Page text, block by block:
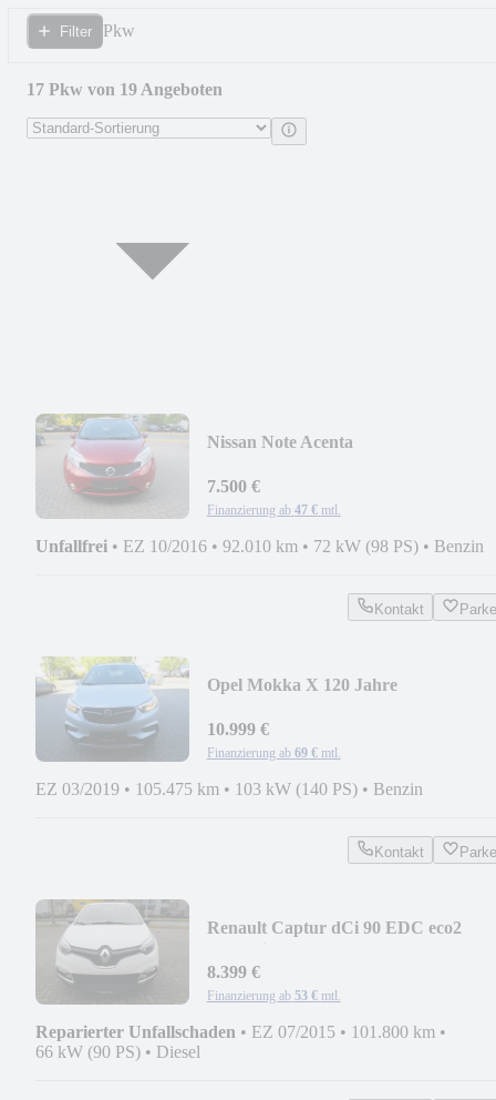
Filter Pkw
17 Pkw von 19 Angeboten
Nissan Note Acenta
7.500 €
Finanzierung ab 47 € mtl.
Unfallfrei • EZ 10/2016 • 92.010 km • 72 kW (98 PS) • Benzin
Kontakt
Opel Mokka X 120 Jahre
10.999 €
Finanzierung ab 69 € mtl.
EZ 03/2019 • 105.475 km • 103 kW (140 PS) • Benzin
Kontakt
Renault Captur dCi 90 EDC eco2
8.399 €
Finanzierung ab 53 € mtl.
Reparierter Unfallschaden • EZ 07/2015 • 101.800 km •
66 kW (90 PS) • Diesel